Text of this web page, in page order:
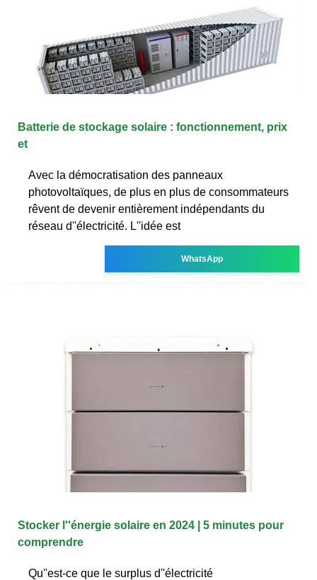
Batterie de stockage solaire : fonctionnement, prix
et
Avec la démocratisation des panneaux
photovoltaïques, de plus en plus de consommateurs
rêvent de devenir entièrement indépendants du
réseau d''électricité. L''idée est
WhatsApp
Stocker l''énergie solaire en 2024 | 5 minutes pour
comprendre
Qu''est-ce que le surplus d''électricité